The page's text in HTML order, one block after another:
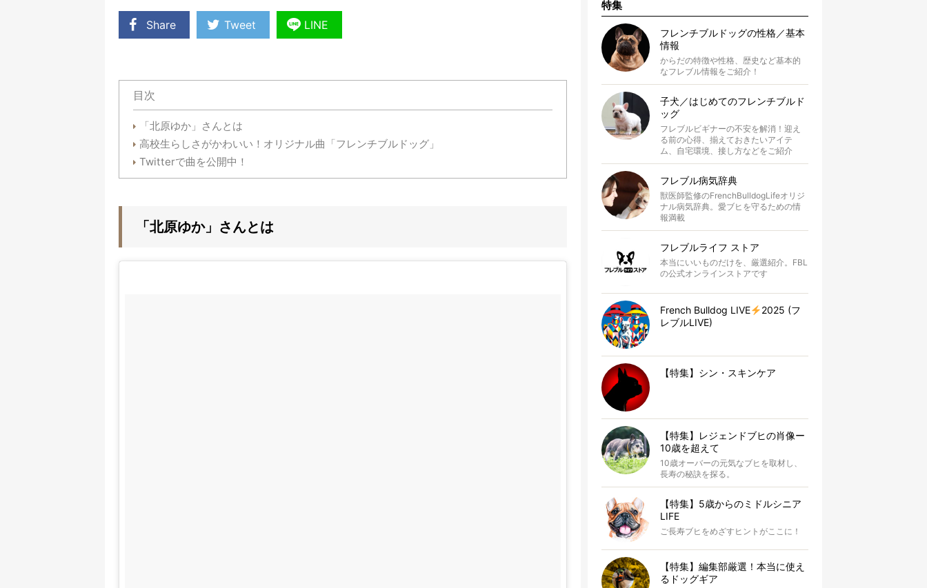
Share Tweet LINE
目次
「北原ゆか」さんとは
高校生らしさがかわいい！オリジナル曲「フレンチブルドッグ」
Twitterで曲を公開中！
「北原ゆか」さんとは
特集
フレンチブルドッグの性格／基本
情報
からだの特徴や性格、歴史など基本的
なフレブル情報をご紹介！
子犬／はじめてのフレンチブルド
ッグ
フレブルビギナーの不安を解消！迎え
る前の心得、揃えておきたいアイテ
ム、自宅環境、接し方などをご紹介
フレブル病気辞典
獣医師監修のFrenchBulldogLifeオリジ
ナル病気辞典。愛ブヒを守るための情
報満載
フレブルライフ ストア
本当にいいものだけを、厳選紹介。FBL
の公式オンラインストアです
French Bulldog LIVE
2025 (フ
レブルLIVE)
【特集】シン・スキンケア
【特集】レジェンドブヒの肖像ー
10歳を超えて
10歳オーバーの元気なブヒを取材し、
長寿の秘訣を探る。
【特集】5歳からのミドルシニア
LIFE
ご長寿ブヒをめざすヒントがここに！
【特集】編集部厳選！本当に使え
るドッグギア